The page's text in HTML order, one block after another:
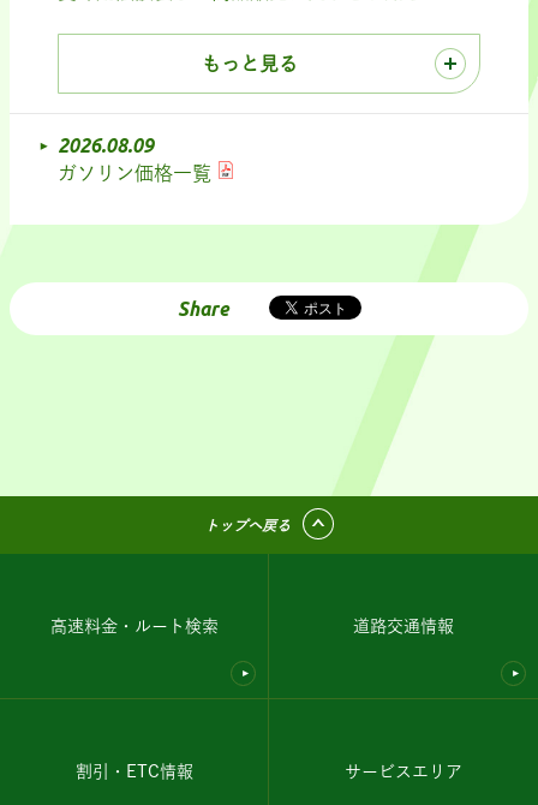
もっと見る
2026.08.09
ガソリン価格一覧
Share
トップへ戻る
高速料金・ルート検索 道路交通情報
割引・ETC情報 サービスエリア